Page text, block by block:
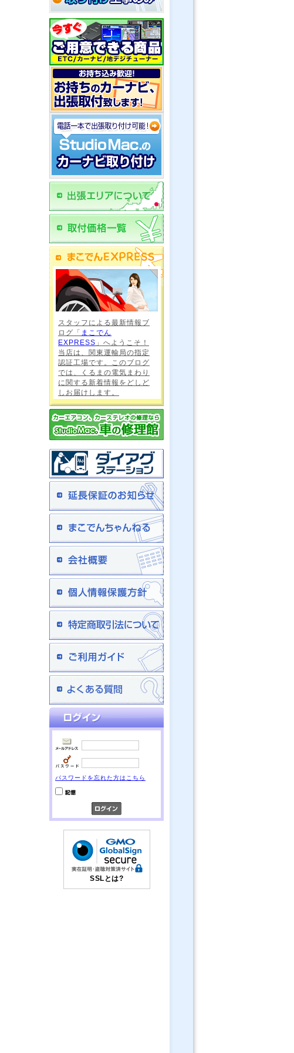
スタッフによる最新情報ブ
ログ「 まこでん
EXPRESS 」へようこそ！
当店は、関東運輸局の指定
認証工場です。このブログ
では、くるまの電気まわり
に関する新着情報をどしど
しお届けします。
パスワードを忘れた方はこちら
SSLとは?